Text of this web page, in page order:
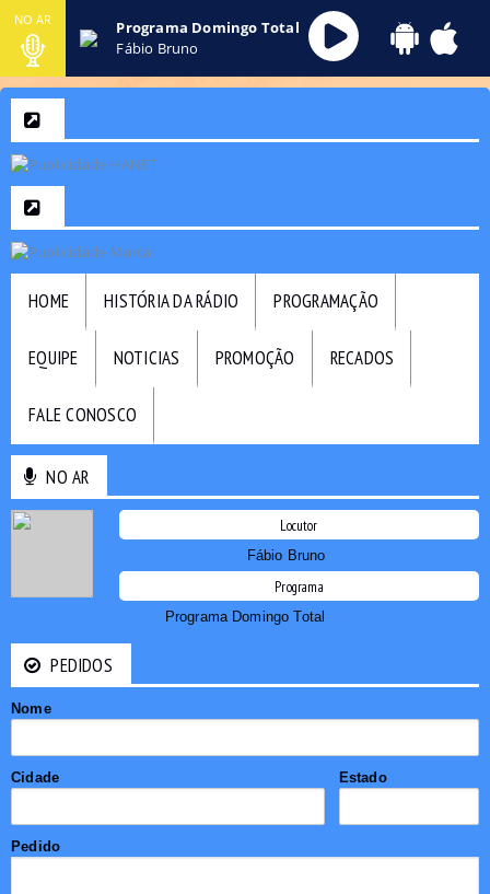
NO AR
Programa Domingo Total
Fábio Bruno
HOME HISTÓRIA DA RÁDIO PROGRAMAÇÃO
EQUIPE NOTICIAS PROMOÇÃO RECADOS
FALE CONOSCO
NO AR
Locutor
Fábio Bruno
Programa
Programa Domingo Total
PEDIDOS
Nome
Cidade Estado
Pedido